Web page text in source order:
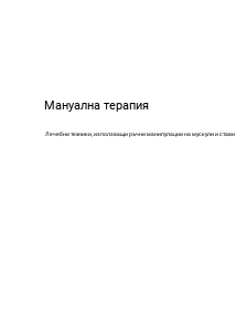
Мануална терапия
Лечебни техники, използващи ръчни манипулации на мускули и стави